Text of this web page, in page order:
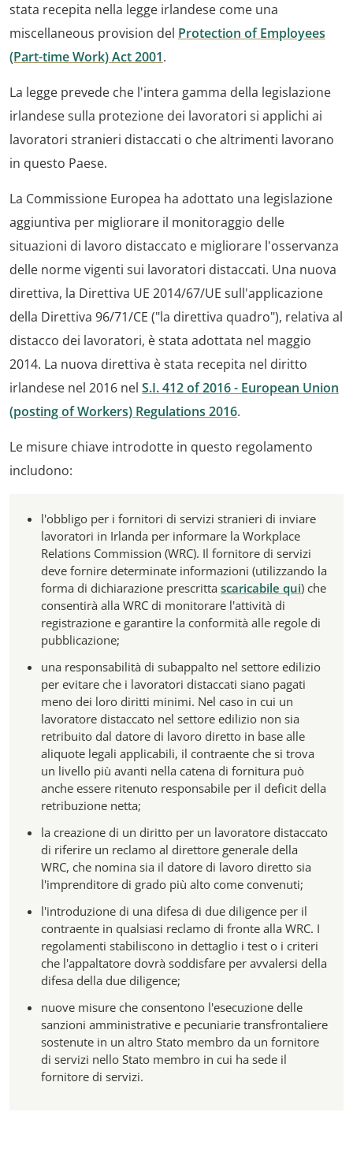
stata recepita nella legge irlandese come una
miscellaneous provision del Protection of Employees
(Part-time Work) Act 2001.
La legge prevede che l'intera gamma della legislazione
irlandese sulla protezione dei lavoratori si applichi ai
lavoratori stranieri distaccati o che altrimenti lavorano
in questo Paese.
La Commissione Europea ha adottato una legislazione
aggiuntiva per migliorare il monitoraggio delle
situazioni di lavoro distaccato e migliorare l'osservanza
delle norme vigenti sui lavoratori distaccati. Una nuova
direttiva, la Direttiva UE 2014/67/UE sull'applicazione
della Direttiva 96/71/CE ("la direttiva quadro"), relativa al
distacco dei lavoratori, è stata adottata nel maggio
2014. La nuova direttiva è stata recepita nel diritto
irlandese nel 2016 nel S.I. 412 of 2016 - European Union
(posting of Workers) Regulations 2016.
Le misure chiave introdotte in questo regolamento
includono:
l'obbligo per i fornitori di servizi stranieri di inviare
lavoratori in Irlanda per informare la Workplace
Relations Commission (WRC). Il fornitore di servizi
deve fornire determinate informazioni (utilizzando la
forma di dichiarazione prescritta scaricabile qui) che
consentirà alla WRC di monitorare l'attività di
registrazione e garantire la conformità alle regole di
pubblicazione;
una responsabilità di subappalto nel settore edilizio
per evitare che i lavoratori distaccati siano pagati
meno dei loro diritti minimi. Nel caso in cui un
lavoratore distaccato nel settore edilizio non sia
retribuito dal datore di lavoro diretto in base alle
aliquote legali applicabili, il contraente che si trova
un livello più avanti nella catena di fornitura può
anche essere ritenuto responsabile per il deficit della
retribuzione netta;
la creazione di un diritto per un lavoratore distaccato
di riferire un reclamo al direttore generale della
WRC, che nomina sia il datore di lavoro diretto sia
l'imprenditore di grado più alto come convenuti;
l'introduzione di una difesa di due diligence per il
contraente in qualsiasi reclamo di fronte alla WRC. I
regolamenti stabiliscono in dettaglio i test o i criteri
che l'appaltatore dovrà soddisfare per avvalersi della
difesa della due diligence;
nuove misure che consentono l'esecuzione delle
sanzioni amministrative e pecuniarie transfrontaliere
sostenute in un altro Stato membro da un fornitore
di servizi nello Stato membro in cui ha sede il
fornitore di servizi.